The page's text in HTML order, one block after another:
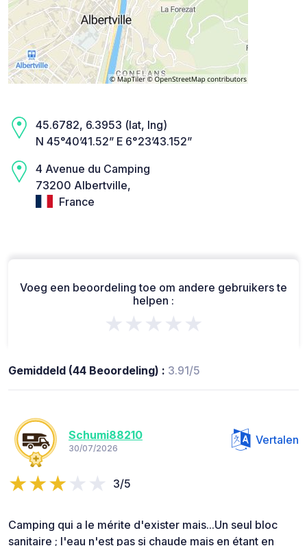
45.6782, 6.3953 (lat, lng)
N 45°40’41.52” E 6°23’43.152”
4 Avenue du Camping
73200 Albertville,
France
Voeg een beoordeling toe om andere gebruikers te
helpen :
★★★★★
Gemiddeld (44 Beoordeling) : 3.91/5
Schumi88210
30/07/2026
Vertalen
3/5
Camping qui a le mérite d'exister mais...Un seul bloc
sanitaire ; l'eau n'est pas si chaude mais en étant en